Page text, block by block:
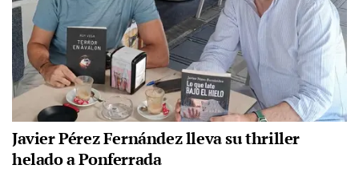
Javier Pérez Fernández lleva su thriller
helado a Ponferrada